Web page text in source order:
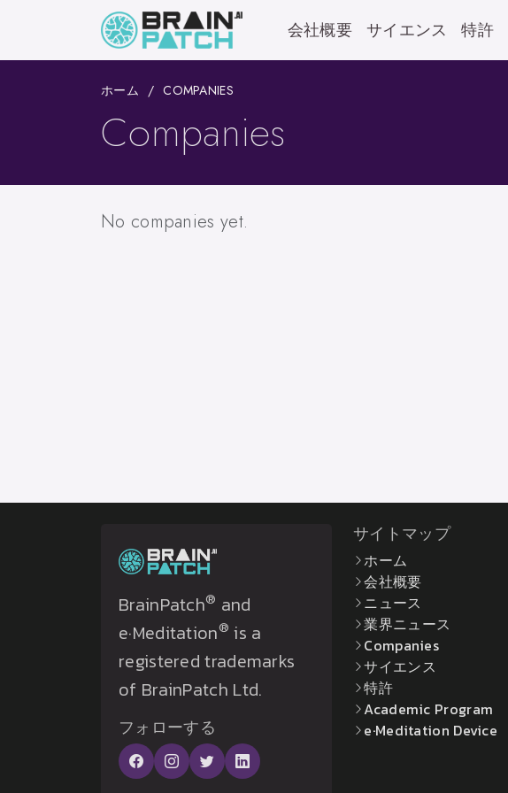
会社概要 サイエンス 特許
ホーム COMPANIES
Companies
No companies yet.
BrainPatch® and
e·Meditation® is a
registered trademarks
of BrainPatch Ltd.
フォローする
サイトマップ
ホーム
会社概要
ニュース
業界ニュース
Companies
サイエンス
特許
Academic Program
e·Meditation Device